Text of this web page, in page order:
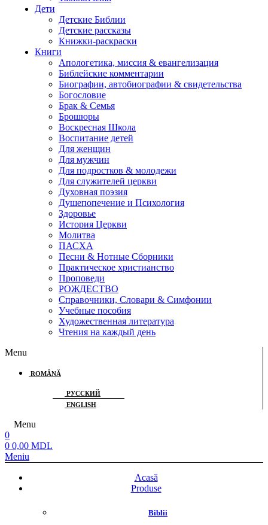
Дети
Детские Библии
Детские рассказы
Книжки-раскраски
Книги
Апологетика, миссия & евангелизация
Библейские комментарии
Биографии, автобиографии & свидетельства
Богословие
Брак & Семья
Брошюры
Воскресная Школа
Воспитание детей
Для женщин
Для мужчин
Для подростков & молодежи
Для служителей церкви
Духовная поэзия
Душепопечение и Психология
Здоровье
История Церкви
Молитва
ПАСХА
Песни & Нотные Сборники
Практическое христианство
Проповеди
РОЖДЕСТВО
Справочники, Словари & Симфонии
Учебные пособия
Художественная литература
Чтения на каждый день
Menu
ROMÂNĂ
РУССКИЙ
ENGLISH
Menu
0
0 0,00 MDL
Meniu
Acasă
Produse
Biblii